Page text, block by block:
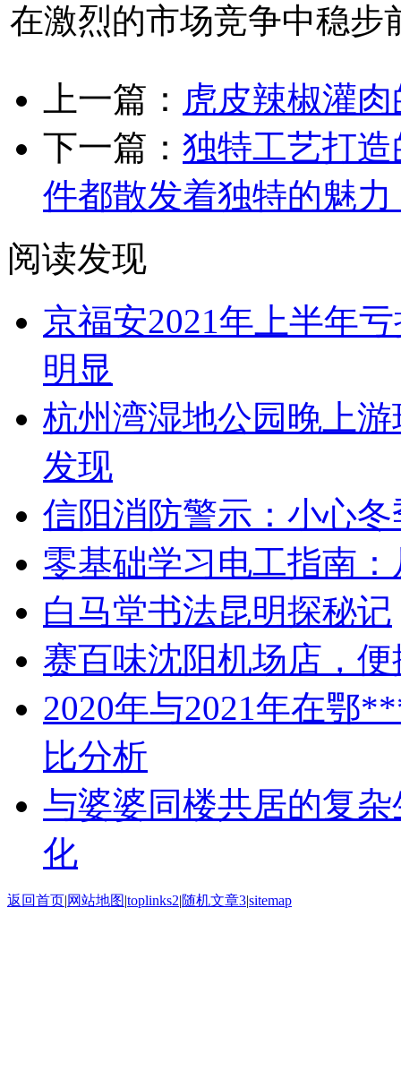
在激烈的市场竞争中稳步
上一篇： 虎皮辣椒灌
下一篇： 独特工艺打
件都散发着独特的魅力
阅读发现
京福安2021年上半年
明显
杭州湾湿地公园晚上
发现
信阳消防警示：小心
零基础学习电工指南
白马堂书法昆明探秘记
赛百味沈阳机场店，
2020年与2021年在鄂
比分析
与婆婆同楼共居的复
化
返回首页|网站地图|toplinks2|随机文章3|sitemap